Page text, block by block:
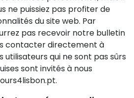
ne puissiez pas profiter de
du site web. Par
pas recevoir notre bulletin
contacter directement à
utilisateurs qui ne sont pas sûrs
sont invités à nous